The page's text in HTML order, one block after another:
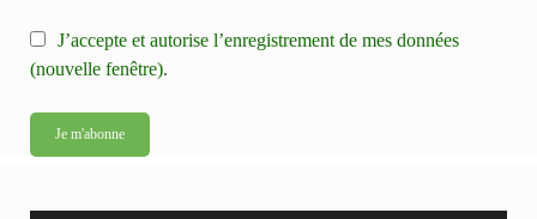
J’accepte et autorise l’enregistrement de mes données
(nouvelle fenêtre).